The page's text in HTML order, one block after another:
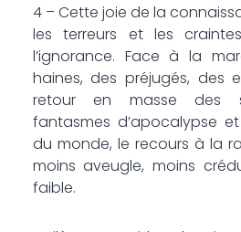
4 – Cette joie de la
les terreurs et les
l’ignorance. Face à la
haines, des préjugés, des
retour en masse des
fantasmes d’apocalypse
du monde, le recours à la
moins aveugle, moins
faible.